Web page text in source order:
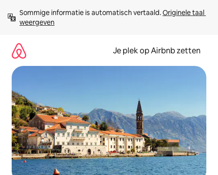
direct
naar
Sommige informatie is automatisch vertaald. Originele taal
weergeven
Je plek op Airbnb zetten